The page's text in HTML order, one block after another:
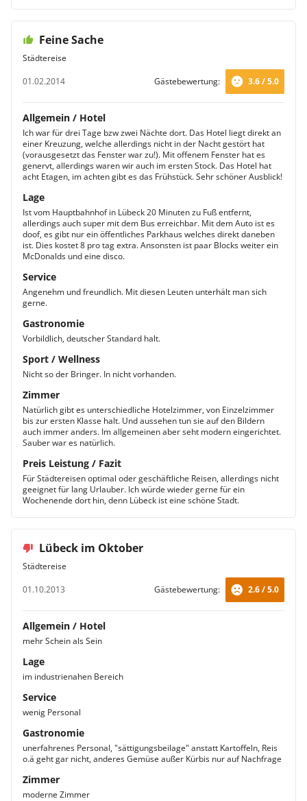
Feine Sache
Städtereise
01.02.2014
Gästebewertung: 3.6 / 5.0
Allgemein / Hotel
Ich war für drei Tage bzw zwei Nächte dort. Das Hotel liegt direkt an
einer Kreuzung, welche allerdings nicht in der Nacht gestört hat
(vorausgesetzt das Fenster war zu!). Mit offenem Fenster hat es
genervt, allerdings waren wir auch im ersten Stock. Das Hotel hat
acht Etagen, im achten gibt es das Frühstück. Sehr schöner Ausblick!
Lage
Ist vom Hauptbahnhof in Lübeck 20 Minuten zu Fuß entfernt,
allerdings auch super mit dem Bus erreichbar. Mit dem Auto ist es
doof, es gibt nur ein öffentliches Parkhaus welches direkt daneben
ist. Dies kostet 8 pro tag extra. Ansonsten ist paar Blocks weiter ein
McDonalds und eine disco.
Service
Angenehm und freundlich. Mit diesen Leuten unterhält man sich
gerne.
Gastronomie
Vorbildlich, deutscher Standard halt.
Sport / Wellness
Nicht so der Bringer. In nicht vorhanden.
Zimmer
Natürlich gibt es unterschiedliche Hotelzimmer, von Einzelzimmer
bis zur ersten Klasse halt. Und aussehen tun sie auf den Bildern
auch immer anders. Im allgemeinen aber seht modern eingerichtet.
Sauber war es natürlich.
Preis Leistung / Fazit
Für Städtereisen optimal oder geschäftliche Reisen, allerdings nicht
geeignet für lang Urlauber. Ich würde wieder gerne für ein
Wochenende dort hin, denn Lübeck ist eine schöne Stadt.
Lübeck im Oktober
Städtereise
01.10.2013
Gästebewertung: 2.6 / 5.0
Allgemein / Hotel
mehr Schein als Sein
Lage
im industrienahen Bereich
Service
wenig Personal
Gastronomie
unerfahrenes Personal, "sättigungsbeilage" anstatt Kartoffeln, Reis
o.ä geht gar nicht, anderes Gemüse außer Kürbis nur auf Nachfrage
Zimmer
moderne Zimmer